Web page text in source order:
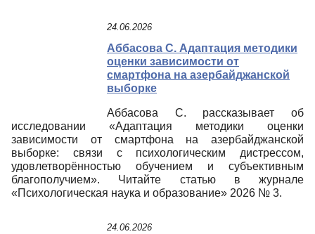
24.06.2026
Аббасова С. Адаптация методики
оценки зависимости от
смартфона на азербайджанской
выборке
Аббасова С. рассказывает об
исследовании «Адаптация методики оценки
зависимости от смартфона на азербайджанской
выборке: связи с психологическим дистрессом,
удовлетворённостью обучением и субъективным
благополучием». Читайте статью в журнале
«Психологическая наука и образование» 2026 № 3.
24.06.2026